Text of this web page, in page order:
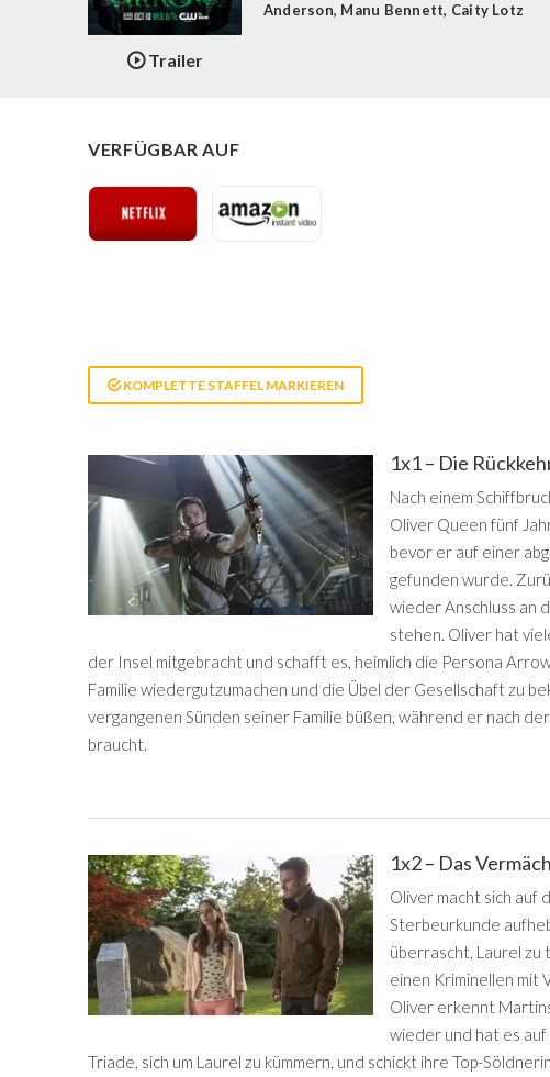
Trailer
Anderson, Manu Bennett, Caity Lotz
VERFÜGBAR AUF
KOMPLETTE STAFFEL MARKIEREN
1x1 – Die
Nach einem
Oliver Queen fünf
bevor er auf einer
gefunden wurde.
wieder Anschluss an
stehen. Oliver hat
der Insel mitgebracht und schafft es, heimlich die Persona
Familie wiedergutzumachen und die Übel der Gesellschaft zu
vergangenen Sünden seiner Familie büßen, während er nach
braucht.
1x2 – Das
Oliver macht sich auf
Sterbeurkunde
überrascht, Laurel
einen Kriminellen mit
Oliver erkennt
wieder und hat es
Triade, sich um Laurel zu kümmern, und schickt ihre Top-